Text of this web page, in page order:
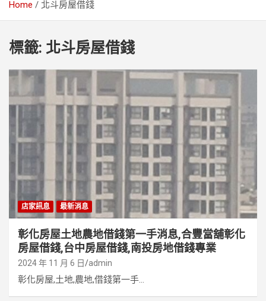
Home 北斗房屋借錢
標籤: 北斗房屋借錢
店家訊息 最新消息
彰化房屋土地農地借錢第一手消息,合豐當舖彰化
房屋借錢,台中房屋借錢,南投房地借錢專業
2024 年 11 月 6 日 admin
彰化房屋,土地,農地,借錢第一手...